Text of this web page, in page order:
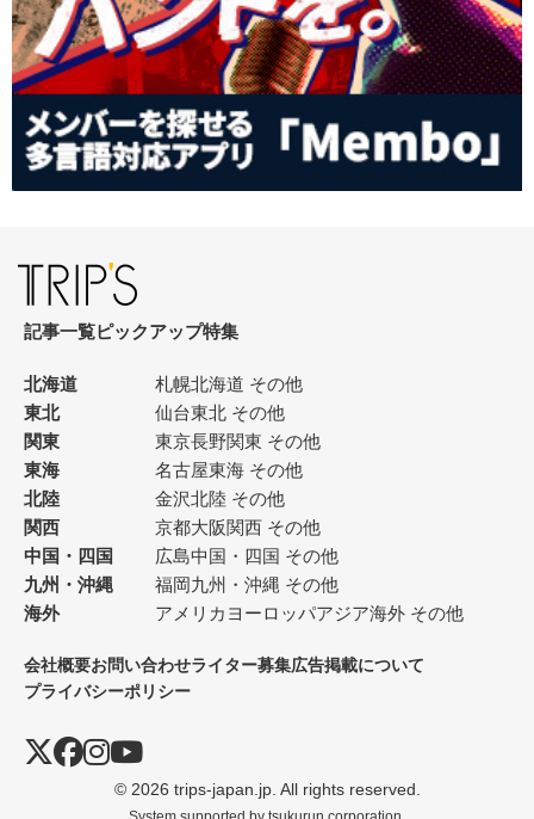
記事一覧ピックアップ特集
北海道 札幌北海道 その他
東北
仙台東北 その他
関東
東京長野関東 その他
東海
名古屋東海 その他
北陸
金沢北陸 その他
関西
京都大阪関西 その他
中国・四国
広島中国・四国 その他
九州・沖縄
福岡九州・沖縄 その他
海外
アメリカ ヨーロッパアジア海外 その他
会社概要お問い合わせライター募集広告掲載について
プライバシーポリシー
© 2026 trips-japan.jp. All rights reserved.